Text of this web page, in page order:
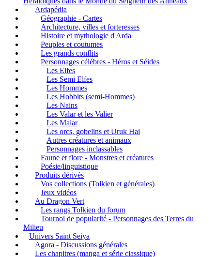
Ardapédia
Géographie - Cartes
Architecture, villes et forteresses
Histoire et mythologie d'Arda
Peuples et coutumes
Les grands conflits
Personnages célébres - Héros et Séides
Les Elfes
Les Semi Elfes
Les Hommes
Les Hobbits (semi-Hommes)
Les Nains
Les Valar et les Valier
Les Maiar
Les orcs, gobelins et Uruk Hai
Autres créatures et animaux
Personnages inclassables
Faune et flore - Monstres et créatures
Poésie/linguistique
Produits dérivés
Vos collections (Tolkien et générales)
Jeux vidéos
Au Dragon Vert
Les rangs Tolkien du forum
Tournoi de popularité - Personnages des Terres du
Milieu
Univers Saint Seiya
Agora - Discussions générales
Les chapitres (manga et série classique)